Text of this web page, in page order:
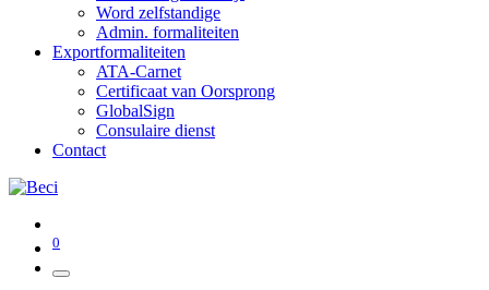
Word zelfstandige
Admin. formaliteiten
Exportformaliteiten
ATA-Carnet
Certificaat van Oorsprong
GlobalSign
Consulaire dienst
Contact
0